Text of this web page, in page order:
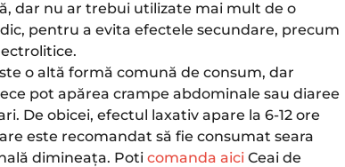
dar nu ar trebui utilizate mai mult de o
pentru a evita efectele secundare, precum
o altă formă comună de consum, dar
pot apărea crampe abdominale sau diaree
De obicei, efectul laxativ apare la 6-12 ore
este recomandat să fie consumat seara
dimineața​. Poti comanda aici Ceai de